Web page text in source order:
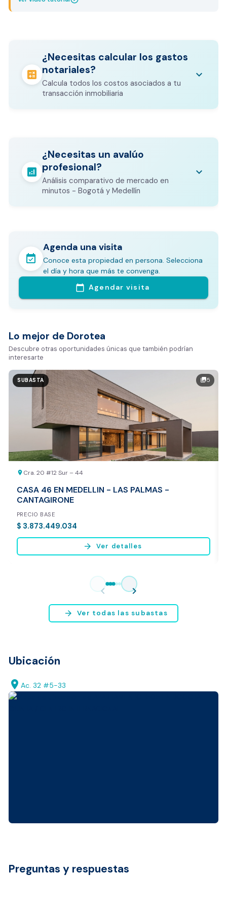
calculate
¿Necesitas calcular los gastos
notariales?
Calcula todos los costos asociados a tu
transacción inmobiliaria
keyboard_arrow_down
Los gastos notariales incluyen
otros costos legales que varían según el
valor del inmueble.
CALCULADORA DE GASTOS NOTARIALES
analytics
¿Necesitas un avalúo
profesional?
Análisis comparativo de mercado en
minutos - Bogotá y Medellín
keyboard_arrow_down
En pocos minutos avalúa con este Análisis
Comparativo de Mercado (inicialmente
Bogotá y Medellín)
Análisis basado en datos reales:
Tiempo promedio de venta en la zona
Rango de precios de arriendo en el sector
Valor exclusivo para clientes de Dorotea:
20.000 COP
REALIZAR AVALÚO AHORA
* Servicio disponible exclusivamente para inmuebles ubicados en
Bogotá y Medellín.
event_available
Agenda una visita
Conoce esta propiedad en persona. Selecciona
el día y hora que más te convenga.
calendar_today Agendar visita
Lo mejor de Dorotea
Descubre otras oportunidades únicas que también podrían
interesarte
photo_library5
SUBASTA
location_on Cra. 20 #12 Sur – 44
CASA 46 EN MEDELLIN - LAS PALMAS -
CANTAGIRONE
PRECIO BASE
$ 3.873.449.034
arrow_forward Ver detalles
chevron_left chevron_right
arrow_forward Ver todas las subastas
Ubicación
location_on Ac. 32 #5-33
Preguntas y respuestas